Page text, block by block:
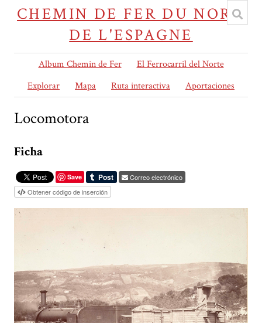
CHEMIN DE FER DU NORD
DE L'ESPAGNE
Album Chemin de Fer
El Ferrocarril del Norte
Explorar
Mapa Ruta interactiva Aportaciones
Locomotora
Ficha
Save
Correo electrónico
Obtener código de inserción